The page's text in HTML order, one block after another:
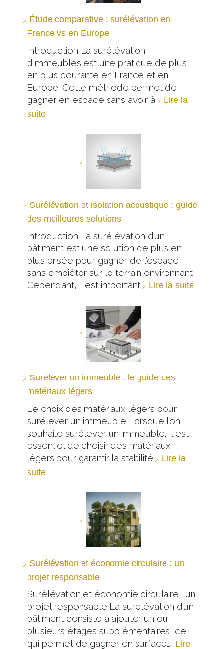
Étude comparative : surélévation en
France vs en Europe
Introduction La surélévation
d’immeubles est une pratique de plus
en plus courante en France et en
Europe. Cette méthode permet de
gagner en espace sans avoir à… Lire la
suite
Surélévation et isolation acoustique : guide
des meilleures solutions
Introduction La surélévation d’un
bâtiment est une solution de plus en
plus prisée pour gagner de l’espace
sans empiéter sur le terrain environnant.
Cependant, il est important… Lire la suite
Surélever un immeuble : le guide des
matériaux légers
Le choix des matériaux légers pour
surélever un immeuble Lorsque l’on
souhaite surélever un immeuble, il est
essentiel de choisir des matériaux
légers pour garantir la stabilité… Lire la
suite
Surélévation et économie circulaire : un
projet responsable
Surélévation et économie circulaire : un
projet responsable La surélévation d’un
bâtiment consiste à ajouter un ou
plusieurs étages supplémentaires, ce
qui permet de gagner en surface… Lire